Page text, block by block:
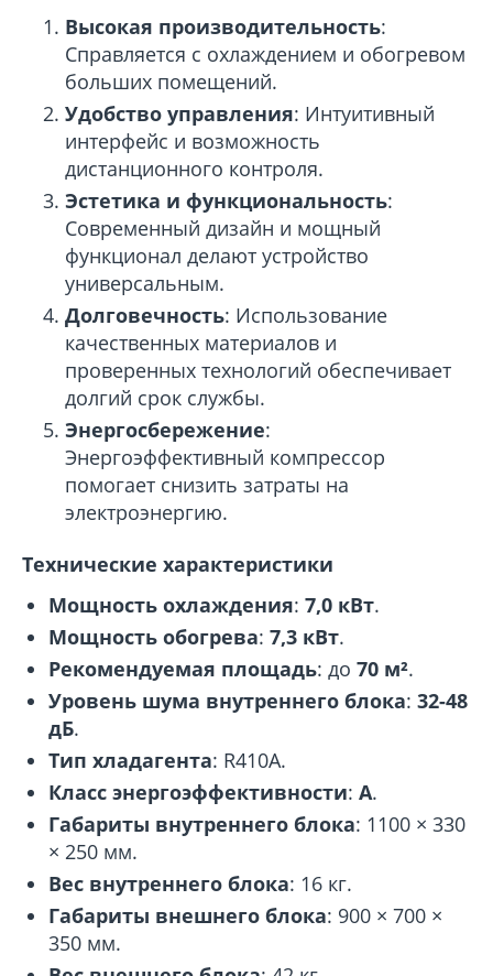
Высокая производительность:
Справляется с охлаждением и обогревом
больших помещений.
Удобство управления: Интуитивный
интерфейс и возможность
дистанционного контроля.
Эстетика и функциональность:
Современный дизайн и мощный
функционал делают устройство
универсальным.
Долговечность: Использование
качественных материалов и
проверенных технологий обеспечивает
долгий срок службы.
Энергосбережение:
Энергоэффективный компрессор
помогает снизить затраты на
электроэнергию.
Технические характеристики
Мощность охлаждения: 7,0 кВт.
Мощность обогрева: 7,3 кВт.
Рекомендуемая площадь: до 70 м².
Уровень шума внутреннего блока: 32-48
дБ.
Тип хладагента: R410A.
Класс энергоэффективности: A.
Габариты внутреннего блока: 1100 × 330
× 250 мм.
Вес внутреннего блока: 16 кг.
Габариты внешнего блока: 900 × 700 ×
350 мм.